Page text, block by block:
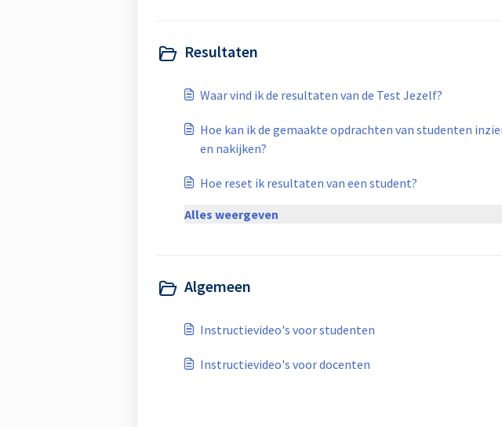
Resultaten
Waar vind ik de resultaten van de Test Jezelf?
Hoe kan ik de gemaakte opdrachten van studenten
en nakijken?
Hoe reset ik resultaten van een student?
Alles weergeven
Algemeen
Instructievideo's voor studenten
Instructievideo's voor docenten